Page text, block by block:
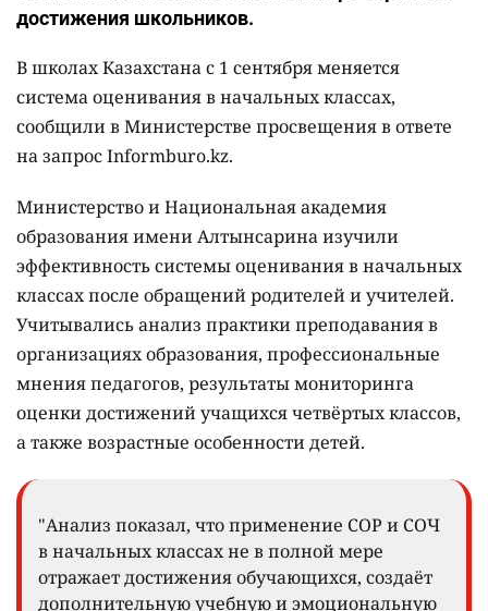
достижения школьников.
В школах Казахстана с 1 сентября меняется
система оценивания в начальных классах,
сообщили в Министерстве просвещения в ответе
на запрос Informburo.kz.
Министерство и Национальная академия
образования имени Алтынсарина изучили
эффективность системы оценивания в начальных
классах после обращений родителей и учителей.
Учитывались анализ практики преподавания в
организациях образования, профессиональные
мнения педагогов, результаты мониторинга
оценки достижений учащихся четвёртых классов,
а также возрастные особенности детей.
"Анализ показал, что применение СОР и СОЧ
в начальных классах не в полной мере
отражает достижения обучающихся, создаёт
дополнительную учебную и эмоциональную